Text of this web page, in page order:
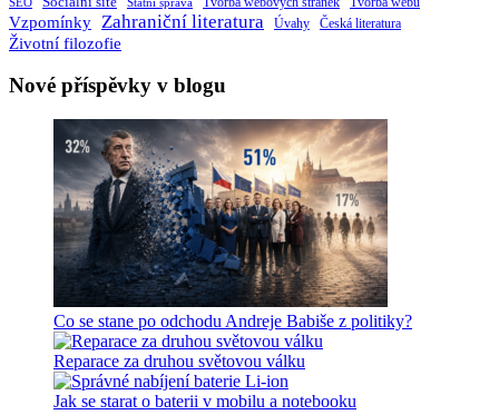
Vzpomínky Zahraniční literatura Úvahy Česká literatura
Životní filozofie
Nové příspěvky v blogu
Co se stane po odchodu Andreje Babiše z politiky?
Reparace za druhou světovou válku
Jak se starat o baterii v mobilu a notebooku